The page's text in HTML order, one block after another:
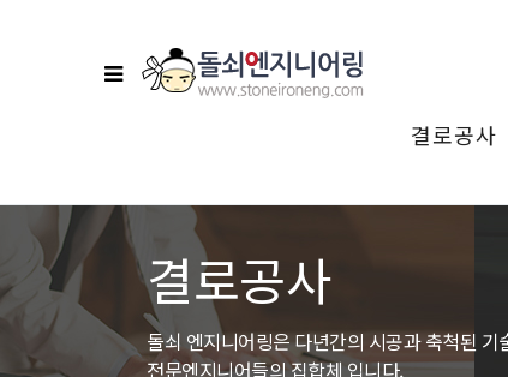
결로공사
결로공사
돌쇠 엔지니어링은 다년간의 시공과 축척된
전문엔지니어들의 집합체 입니다.